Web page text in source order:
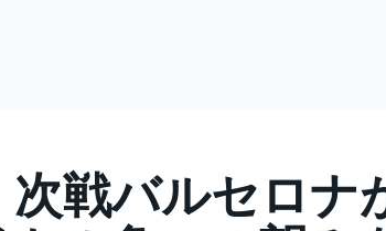
戦バルセロナ